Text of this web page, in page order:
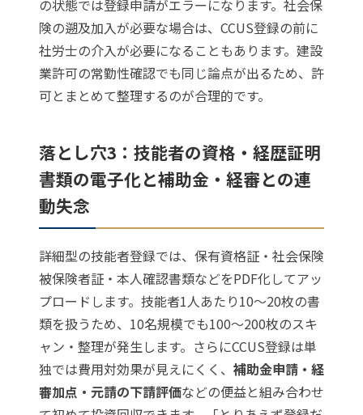
の状態では登録申請がエラーになります。社会保
険の遡及加入が必要な場合は、CCUS登録の前に
社労士の介入が必要になることもあります。建設
業許可の常勤性確認でも同じ論点が出るため、許
可とまとめて整理するのが合理的です。
落とし穴3：技能者の資格・経歴証明
書類の電子化と補助金・経審との連
動失念
詳細型の技能者登録では、保有資格証・社会保険
被保険者証・本人確認書類などをPDF化してアッ
プロードします。技能者1人あたり10〜20枚の書
類を扱うため、10名規模でも100〜200枚のスキ
ャン・整理が発生します。さらにCCUS登録は単
独では費用対効果が見えにくく、 補助金申請・経
審加点・元請の下請評価などの便益と組み合わせ